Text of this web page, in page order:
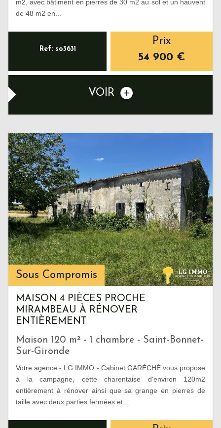
m2, avec bâtiment en pierres de 30 m2 au sol et un hauvent
de 48 m2 en...
Ref: so3631
Prix
54 900 €
VOIR
Sous Compromis
MAISON 4 PIÈCES PROCHE
MIRAMBEAU À RÉNOVER
ENTIÈREMENT
Maison 120 m² - 1 chambre - Saint-Bonnet-
Sur-Gironde
Votre agence - LG IMMO - Cabinet GARÉCHÉ vous propose
à la campagne, cette charentaise d'environ 120m2
entièrement à rénover ainsi que sa grange en pierres de
taille avec deux parties fermées et...